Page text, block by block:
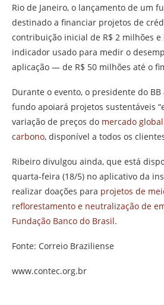
Rio de Janeiro, o lançamento de um
destinado a financiar projetos de
contribuição inicial de R$ 2 milhões
indicador usado para medir o
aplicação — de R$ 50 milhões até o
Durante o evento, o presidente do
fundo apoiará projetos sustentáveis
variação de preços do mercado
carbono, disponível a todos os
Ribeiro divulgou ainda, que está
quarta-feira (18/5) no aplicativo da
realizar doações para projetos de
reflorestamento e neutralização de
Fundação Banco do Brasil.
Fonte: Correio Braziliense
www.contec.org.br